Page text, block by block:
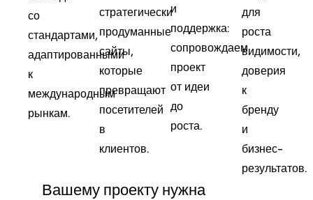
со
стандартами,
адаптированными
к
международным
рынкам.
стратегически
продуманные
сайты,
которые
превращают
посетителей
в
клиентов.
и
поддержка:
сопровождаем
проект
от идеи
до
роста.
для
роста
видимости,
доверия
к
бренду
и
бизнес-
результатов.
Вашему проекту нужна